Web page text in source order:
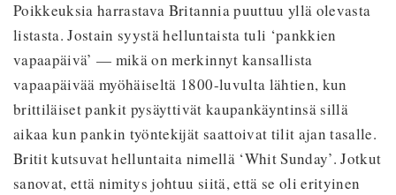
Poikkeuksia harrastava Britannia puuttuu yllä olevasta
listasta. Jostain syystä helluntaista tuli ‘pankkien
vapaapäivä’ — mikä on merkinnyt kansallista
vapaapäivää myöhäiseltä 1800-luvulta lähtien, kun
brittiläiset pankit pysäyttivät kaupankäyntinsä sillä
aikaa kun pankin työntekijät saattoivat tilit ajan tasalle.
Britit kutsuvat helluntaita nimellä ‘Whit Sunday’. Jotkut
sanovat, että nimitys johtuu siitä, että se oli erityinen